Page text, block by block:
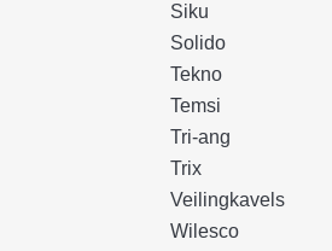
Siku
Solido
Tekno
Temsi
Tri-ang
Trix
Veilingkavels
Wilesco